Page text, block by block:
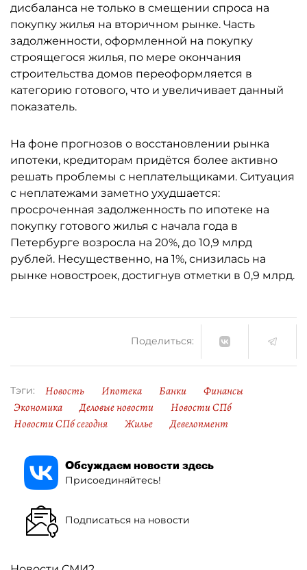
дисбаланса не только в смещении спроса на
покупку жилья на вторичном рынке. Часть
задолженности, оформленной на покупку
строящегося жилья, по мере окончания
строительства домов переоформляется в
категорию готового, что и увеличивает данный
показатель.
На фоне прогнозов о восстановлении рынка
ипотеки, кредиторам придётся более активно
решать проблемы с неплательщиками. Ситуация
с неплатежами заметно ухудшается:
просроченная задолженность по ипотеке на
покупку готового жилья с начала года в
Петербурге возросла на 20%, до 10,9 млрд
рублей. Несущественно, на 1%, снизилась на
рынке новостроек, достигнув отметки в 0,9 млрд.
Поделиться:
Тэги: Новость Ипотека Банки
Финансы
Экономика
Деловые новости
Новости СПб
Новости СПб сегодня
Жилье Девелопмент
Обсуждаем новости здесь
Присоединяйтесь!
Подписаться на новости